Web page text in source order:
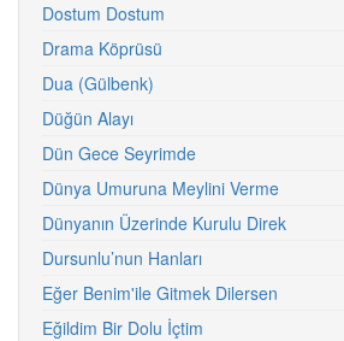
Dostum Dostum
Drama Köprüsü
Dua (Gülbenk)
Düğün Alayı
Dün Gece Seyrimde
Dünya Umuruna Meylini Verme
Dünyanın Üzerinde Kurulu Direk
Dursunlu’nun Hanları
Eğer Benim'ile Gitmek Dilersen
Eğildim Bir Dolu İçtim